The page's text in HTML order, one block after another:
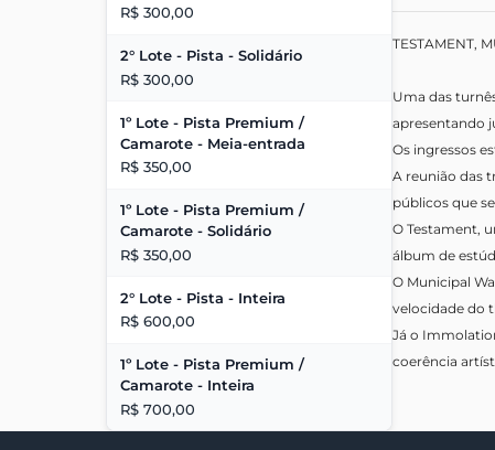
R$ 300,00
2° Lote - Pista - Solidário
R$ 300,00
1º Lote - Pista Premium /
Camarote - Meia-entrada
R$ 350,00
1º Lote - Pista Premium /
Camarote - Solidário
R$ 350,00
2° Lote - Pista - Inteira
R$ 600,00
1º Lote - Pista Premium /
Camarote - Inteira
R$ 700,00
TESTAMENT,
Uma das
apresentando
Os ingressos
A reunião das
públicos que
O Testament,
álbum de
O Municipal
velocidade do
Já o
coerência